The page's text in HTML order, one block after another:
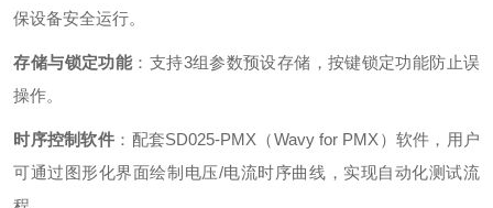
保设备安全运行。
存储与锁定功能 ‌：支持3组参数预设存储，按键锁定功能防止误
操作。
时序控制软件 ‌：配套SD025-PMX（Wavy for PMX）软件，用户
可通过图形化界面绘制电压/电流时序曲线，实现自动化测试流